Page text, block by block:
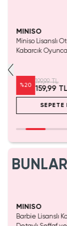
MINISO
Miniso Lisanslı
Kabarcık
%20
199,99 TL
159,99 TL
SEPETE
MINISO
Barbie Lisanslı